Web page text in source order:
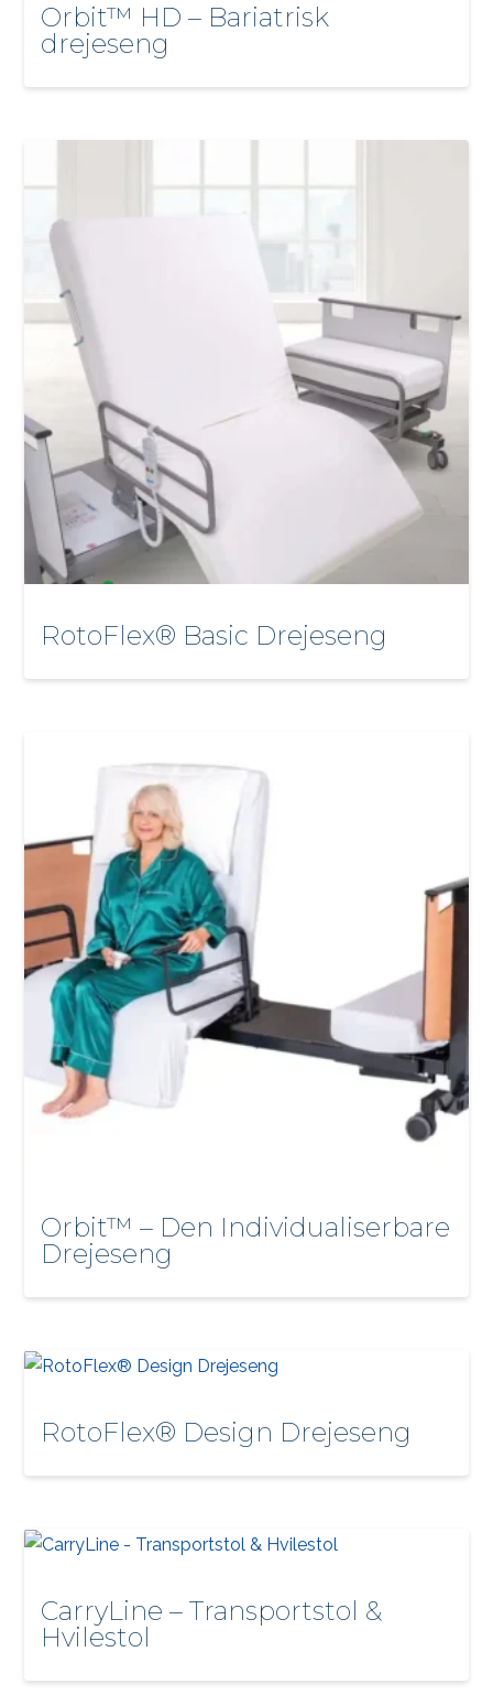
Orbit™ HD – Bariatrisk
drejeseng
RotoFlex® Basic Drejeseng
Orbit™ – Den Individualiserbare
Drejeseng
RotoFlex® Design Drejeseng
CarryLine – Transportstol &
Hvilestol